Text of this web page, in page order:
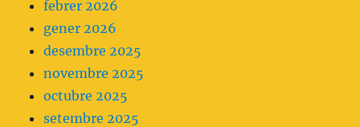
parenteral
com
primera
opció.
febrer 2026
gener 2026
desembre 2025
novembre 2025
octubre 2025
setembre 2025